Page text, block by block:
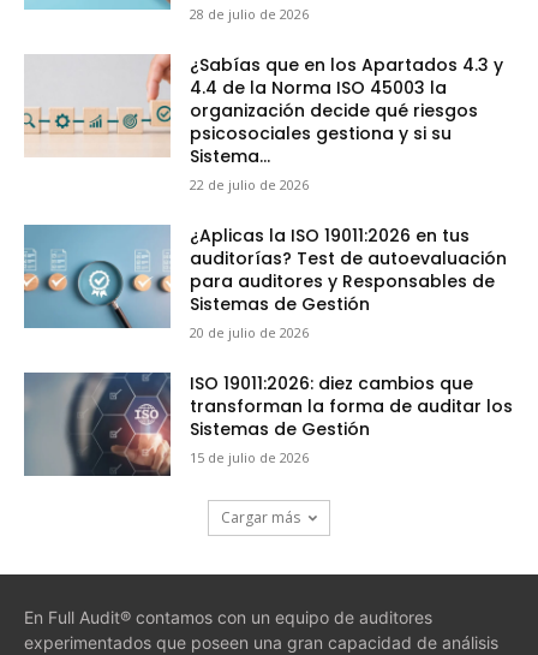
28 de julio de 2026
¿Sabías que en los Apartados 4.3 y
4.4 de la Norma ISO 45003 la
organización decide qué riesgos
psicosociales gestiona y si su
Sistema...
22 de julio de 2026
¿Aplicas la ISO 19011:2026 en tus
auditorías? Test de autoevaluación
para auditores y Responsables de
Sistemas de Gestión
20 de julio de 2026
ISO 19011:2026: diez cambios que
transforman la forma de auditar los
Sistemas de Gestión
15 de julio de 2026
Cargar más
En Full Audit® contamos con un equipo de auditores
experimentados que poseen una gran capacidad de análisis